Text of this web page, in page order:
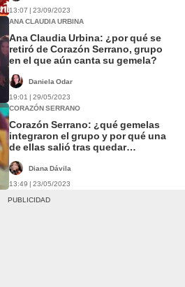
13:07 | 23/09/2023
ANA CLAUDIA URBINA
Ana Claudia Urbina: ¿por qué se
retiró de Corazón Serrano, grupo
en el que aún canta su gemela?
Daniela Odar
19:01 | 29/05/2023
CORAZÓN SERRANO
Corazón Serrano: ¿qué gemelas
integraron el grupo y por qué una
de ellas salió tras quedar
Diana Dávila
13:49 | 23/05/2023